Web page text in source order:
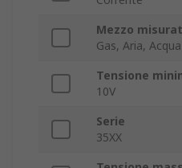
Mezzo
Gas, Aria, Acqua
Tensione
10V
Serie
35XX